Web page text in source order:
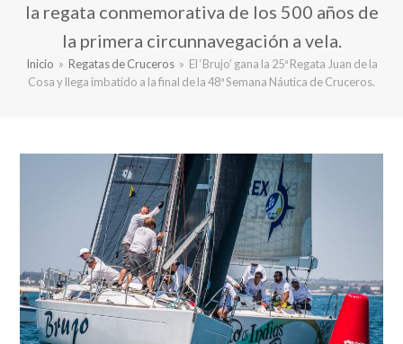
la regata conmemorativa de los 500 años de
la primera circunnavegación a vela.
Inicio » Regatas de Cruceros » El ‘Brujo’ gana la 25ª Regata Juan de la
Cosa y llega imbatido a la final de la 48ª Semana Náutica de Cruceros.